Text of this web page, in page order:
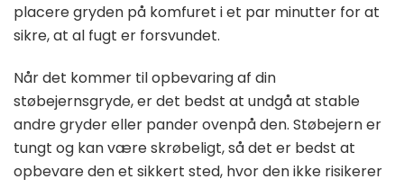
placere gryden på komfuret i et par minutter for at
sikre, at al fugt er forsvundet.
Når det kommer til opbevaring af din
støbejernsgryde, er det bedst at undgå at stable
andre gryder eller pander ovenpå den. Støbejern er
tungt og kan være skrøbeligt, så det er bedst at
opbevare den et sikkert sted, hvor den ikke risikerer